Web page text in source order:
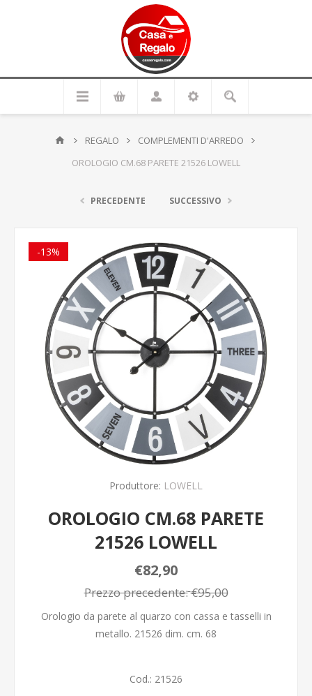
REGALO
COMPLEMENTI D'ARREDO
OROLOGIO CM.68 PARETE 21526 LOWELL
PRECEDENTE SUCCESSIVO
-13%
Produttore: LOWELL
OROLOGIO CM.68 PARETE
21526 LOWELL
€82,90
Prezzo precedente:€95,00
Orologio da parete al quarzo con cassa e tasselli in
metallo. 21526 dim. cm. 68
Cod.: 21526